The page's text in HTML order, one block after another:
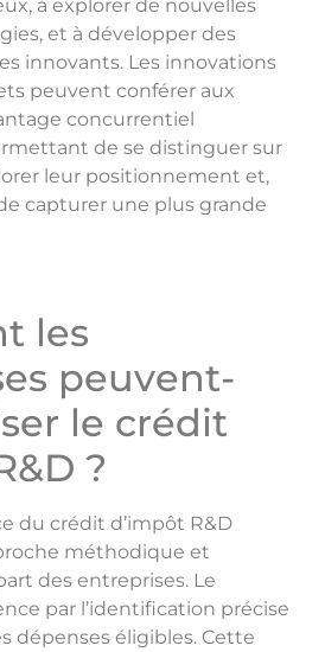
à explorer de nouvelles
et à développer des
innovants. Les innovations
peuvent conférer aux
concurrentiel
de se distinguer sur
leur positionnement et,
capturer une plus grande
les
peuvent-
le crédit
?
du crédit d’impôt R&D
méthodique et
des entreprises. Le
par l’identification précise
dépenses éligibles. Cette